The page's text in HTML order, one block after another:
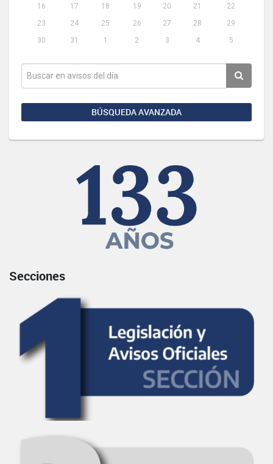
16
17 18 19 20 21
22
23
24 25 26 27 28
29
30
31 1 2 3 4 5
BÚSQUEDA AVANZADA
Secciones